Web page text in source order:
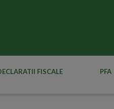
FISCALE PFA